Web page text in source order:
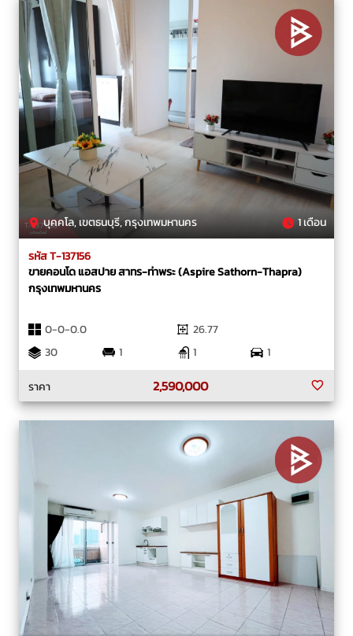
บุคคโล, เขตธนบุรี, กรุงเทพมหานคร 1 เดือน
รหัส T-137156
ขายคอนโด แอสปาย สาทร-ท่าพระ (Aspire Sathorn-Thapra)
กรุงเทพมหานคร
0-0-0.0
26.77
30
1 1
1
ราคา
2,590,000